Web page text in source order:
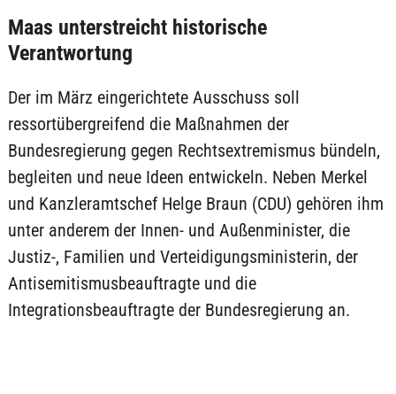
Maas unterstreicht historische
Verantwortung
Der im März eingerichtete Ausschuss soll
ressortübergreifend die Maßnahmen der
Bundesregierung gegen Rechtsextremismus bündeln,
begleiten und neue Ideen entwickeln. Neben Merkel
und Kanzleramtschef Helge Braun (CDU) gehören ihm
unter anderem der Innen- und Außenminister, die
Justiz-, Familien und Verteidigungsministerin, der
Antisemitismusbeauftragte und die
Integrationsbeauftragte der Bundesregierung an.